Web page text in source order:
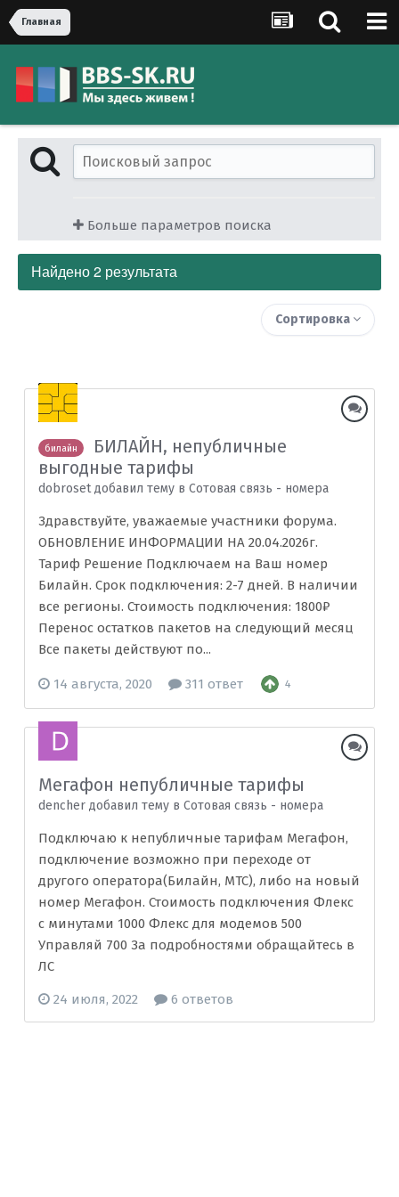
Главная
Больше параметров поиска
Найдено 2 результата
Сортировка
билайн
БИЛАЙН, непубличные
выгодные тарифы
dobroset добавил тему в Сотовая связь - номера
Здравствуйте, уважаемые участники форума.
ОБНОВЛЕНИЕ ИНФОРМАЦИИ НА 20.04.2026г.
Тариф Решение Подключаем на Ваш номер
Билайн. Срок подключения: 2-7 дней. В наличии
все регионы. Стоимость подключения: 1800₽
Перенос остатков пакетов на следующий месяц
Все пакеты действуют по...
14 августа, 2020 311 ответ 4
Мегафон непубличные тарифы
dencher добавил тему в Сотовая связь - номера
Подключаю к непубличные тарифам Мегафон,
подключение возможно при переходе от
другого оператора(Билайн, МТС), либо на новый
номер Мегафон. Стоимость подключения Флекс
с минутами 1000 Флекс для модемов 500
Управляй 700 За подробностями обращайтесь в
ЛС
24 июля, 2022 6 ответов